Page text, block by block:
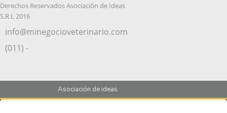
Derechos Reservados Asociación de Ideas
S.R.L 2016
info@minegocioveterinario.com
(011) -
Asociación de ideas